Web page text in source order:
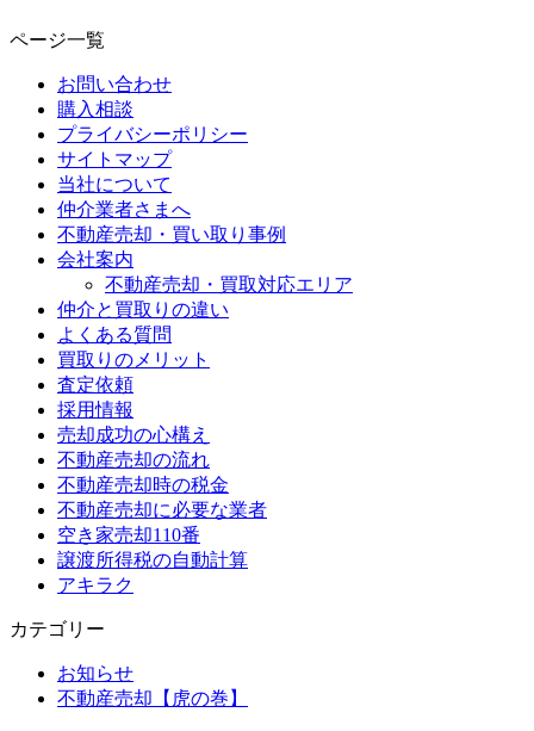
ページ一覧
お問い合わせ
購入相談
プライバシーポリシー
サイトマップ
当社について
仲介業者さまへ
不動産売却・買い取り事例
会社案内
不動産売却・買取対応エリア
仲介と買取りの違い
よくある質問
買取りのメリット
査定依頼
採用情報
売却成功の心構え
不動産売却の流れ
不動産売却時の税金
不動産売却に必要な業者
空き家売却110番
譲渡所得税の自動計算
アキラク
カテゴリー
お知らせ
不動産売却【虎の巻】